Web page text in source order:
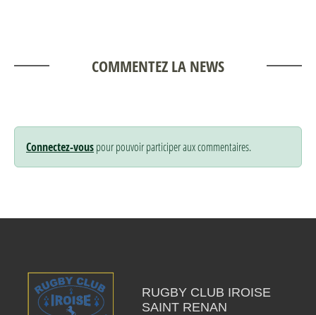
COMMENTEZ LA NEWS
Connectez-vouspour pouvoir participer aux commentaires.
RUGBY CLUB IROISE
SAINT RENAN